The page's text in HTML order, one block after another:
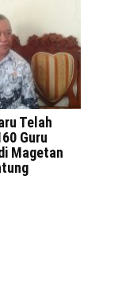
Telah
Guru
Magetan